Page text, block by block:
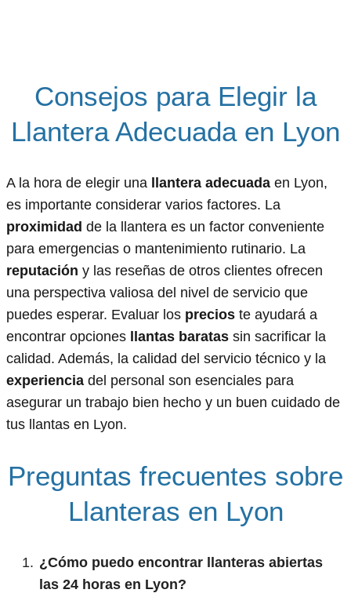
Consejos para Elegir la
Llantera Adecuada en Lyon
A la hora de elegir una llantera adecuada en Lyon,
es importante considerar varios factores. La
proximidad de la llantera es un factor conveniente
para emergencias o mantenimiento rutinario. La
reputación y las reseñas de otros clientes ofrecen
una perspectiva valiosa del nivel de servicio que
puedes esperar. Evaluar los precios te ayudará a
encontrar opciones
llantas baratas sin sacrificar la
calidad. Además, la calidad del servicio técnico y la
experiencia del personal son esenciales para
asegurar un trabajo bien hecho y un buen cuidado de
tus llantas en Lyon.
Preguntas frecuentes sobre
Llanteras en Lyon
¿Cómo puedo encontrar llanteras abiertas
las 24 horas en Lyon?